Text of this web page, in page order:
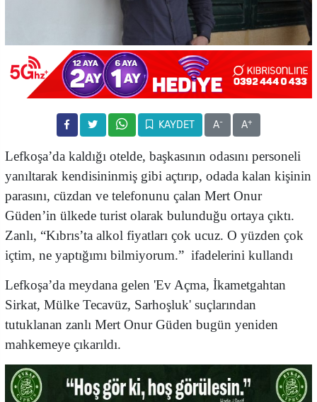
KAYDET A- A+
Lefkoşa’da kaldığı otelde, başkasının odasını personeli
yanıltarak kendisininmiş gibi açtırıp, odada kalan kişinin
parasını, cüzdan ve telefonunu çalan Mert Onur
Güden’in ülkede turist olarak bulunduğu ortaya çıktı.
Zanlı, “Kıbrıs’ta alkol fiyatları çok ucuz. O yüzden çok
içtim, ne yaptığımı bilmiyorum.” ifadelerini kullandı
Lefkoşa’da meydana gelen 'Ev Açma, İkametgahtan
Sirkat, Mülke Tecavüz, Sarhoşluk' suçlarından
tutuklanan zanlı Mert Onur Güden bugün yeniden
mahkemeye çıkarıldı.